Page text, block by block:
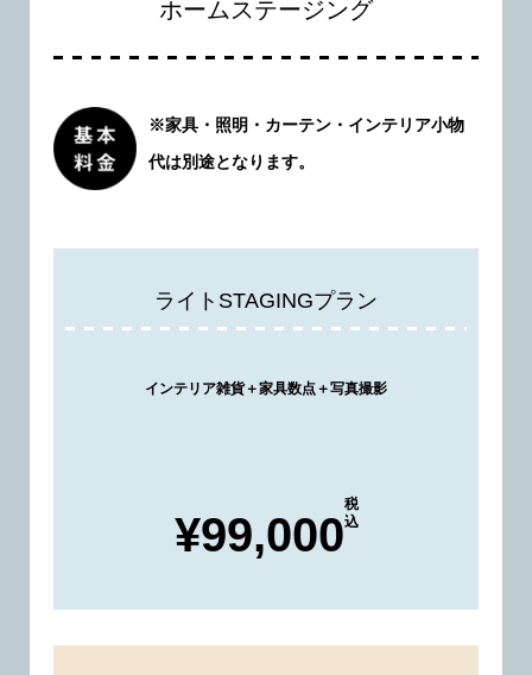
ホームステージング
※家具・照明・カーテン・インテリア小物
代は別途となります。
ライトSTAGINGプラン
インテリア雑貨＋家具数点＋写真撮影
¥99,000
税
込